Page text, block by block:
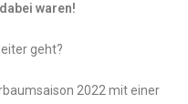
waren!
geht?
2022 mit einer